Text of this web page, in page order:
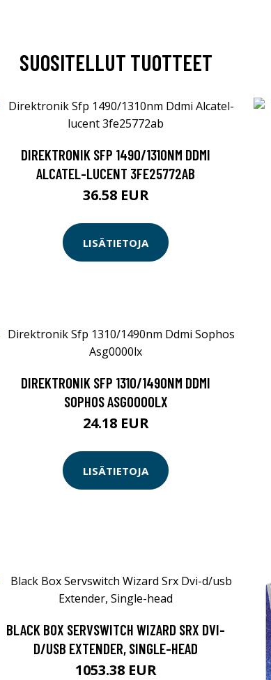
SUOSITELLUT TUOTTEET
DIREKTRONIK SFP 1490/1310NM DDMI
ALCATEL-LUCENT 3FE25772AB
36.58 EUR
LISÄTIETOJA
DIREKTRONIK SFP 1310/1490NM DDMI
SOPHOS ASG0000LX
24.18 EUR
LISÄTIETOJA
BLACK BOX SERVSWITCH WIZARD SRX DVI-
D/USB EXTENDER, SINGLE-HEAD
1053.38 EUR